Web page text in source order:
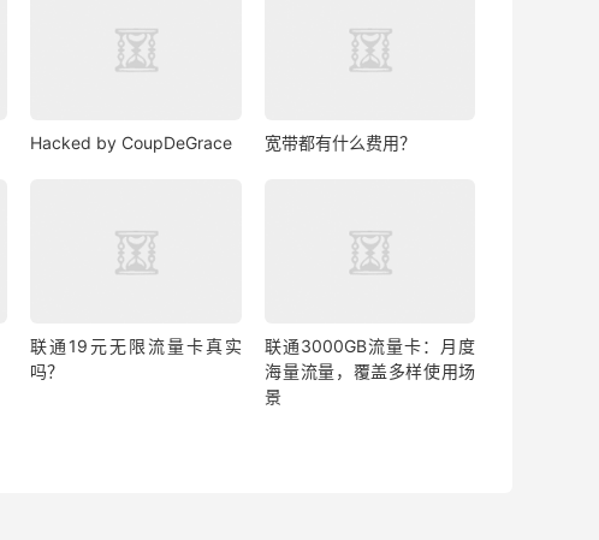
Hacked by CoupDeGrace 宽带都有什么费用？
联通19元无限流量卡真实
吗？
联通3000GB流量卡：月度
海量流量，覆盖多样使用场
景